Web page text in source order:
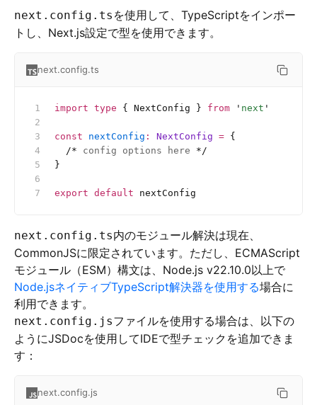
next.config.ts を使用して、TypeScriptをインポー
トし、Next.js設定で型を使用できます。
next.config.ts
import type { NextConfig } from ' next '
const nextConfig : NextConfig = {
  /*
config options here */
}
export default nextConfig
next.config.ts内のモジュール解決は現在、
CommonJSに限定されています。ただし、ECMAScript
モジュール（ESM）構文は、Node.js v22.10.0以上で
Node.jsネイティブTypeScript解決器を使用する場合に
利用できます。
next.config.jsファイルを使用する場合は、以下の
ようにJSDocを使用してIDEで型チェックを追加できま
す：
next.config.js